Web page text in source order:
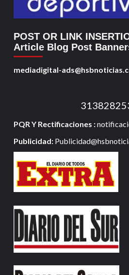
POST OR LINK
Article Blog Post
mediadigital-
PQR Y Rectificaciones :
Publicidad: